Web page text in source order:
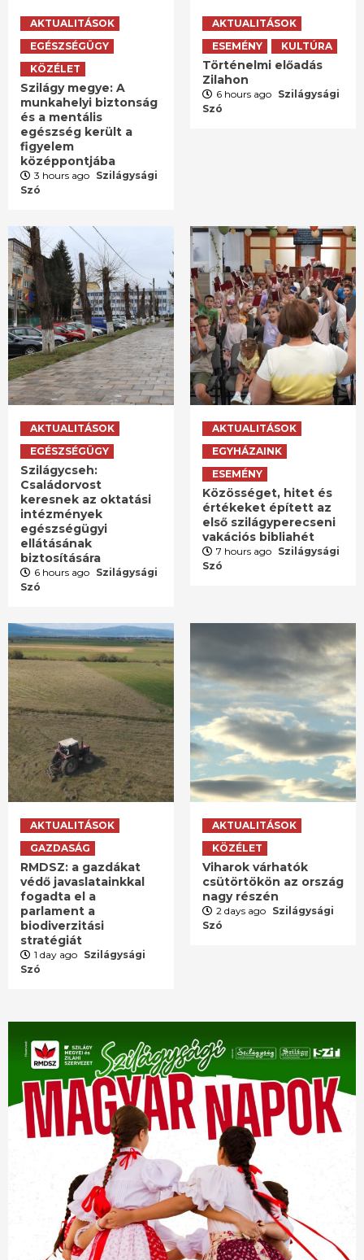
AKTUALITÁSOK
EGÉSZSÉGÜGY
KÖZÉLET
Szilágy megye: A
munkahelyi biztonság
és a mentális
egészség került a
figyelem
középpontjába
3 hours ago Szilágysági
Szó
AKTUALITÁSOK
ESEMÉNY
KULTÚRA
Történelmi előadás
Zilahon
6 hours ago Szilágysági
Szó
AKTUALITÁSOK
EGÉSZSÉGÜGY
Szilágycseh:
Családorvost
keresnek az oktatási
intézmények
egészségügyi
ellátásának
biztosítására
6 hours ago Szilágysági
Szó
AKTUALITÁSOK
EGYHÁZAINK
ESEMÉNY
Közösséget, hitet és
értékeket épített az
első szilágyperecseni
vakációs bibliahét
7 hours ago Szilágysági
Szó
AKTUALITÁSOK
GAZDASÁG
RMDSZ: a gazdákat
védő javaslatainkkal
fogadta el a
parlament a
biodiverzitási
stratégiát
1 day ago Szilágysági
Szó
AKTUALITÁSOK
KÖZÉLET
Viharok várhatók
csütörtökön az ország
nagy részén
2 days ago Szilágysági
Szó